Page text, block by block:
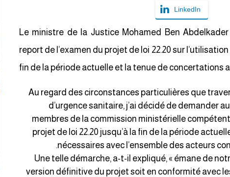
LinkedIn
Le ministre de la Justice Mohamed Ben
report de l’examen du projet de loi 22.20 sur
fin de la période actuelle et la tenue de concertations
« Au regard des circonstances particulières que
d’urgence sanitaire, j’ai décidé de demander
membres de la commission ministérielle
projet de loi 22.20 jusqu’à la fin de la période
nécessaires avec l’ensemble des acteurs
Une telle démarche, a-t-il expliqué, « émane de
version définitive du projet soit en conformité avec